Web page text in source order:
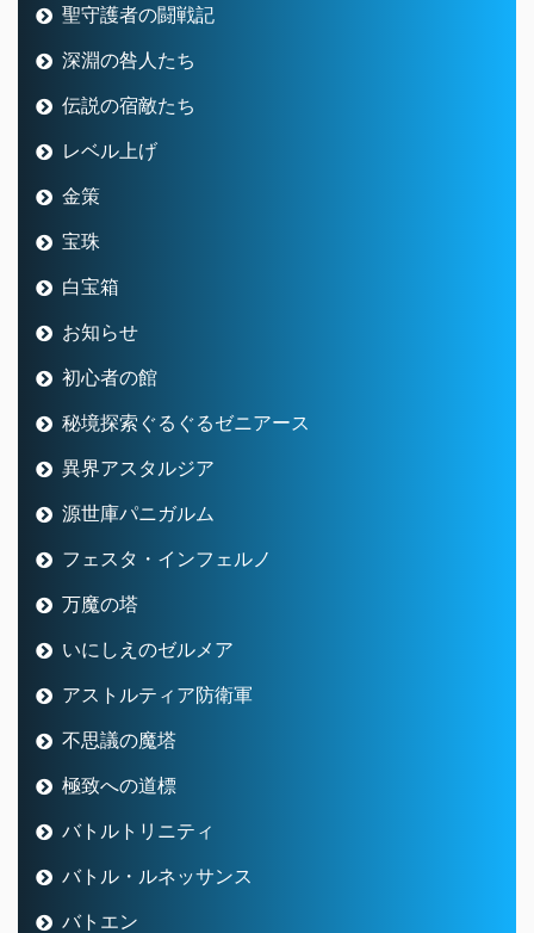
聖守護者の闘戦記
深淵の咎人たち
伝説の宿敵たち
レベル上げ
金策
宝珠
白宝箱
お知らせ
初心者の館
秘境探索ぐるぐるゼニアース
異界アスタルジア
源世庫パニガルム
フェスタ・インフェルノ
万魔の塔
いにしえのゼルメア
アストルティア防衛軍
不思議の魔塔
極致への道標
バトルトリニティ
バトル・ルネッサンス
バトエン